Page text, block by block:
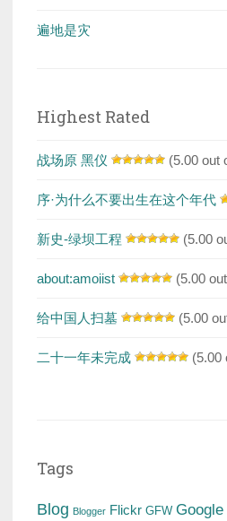
遍地是灾
Highest Rated
战场原 黑仪 (5.00 out
序·为什么不要出生在这个年代
新史-绿坝工程 (5.00
about:amoiist (5.00
给中国人扫墓 (5.00
二十一年未完成 (5.00
Tags
Blog Blogger Flickr GFW Google